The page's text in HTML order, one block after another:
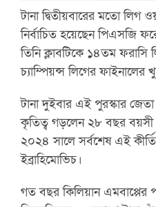
টানা দ্বিতীয়বারের মতো লিগ
নির্বাচিত হয়েছেন পিএসজি
তিনি ক্লাবটিকে ১৪তম
চ্যাম্পিয়ন্স লিগের ফাইনালের
টানা দুইবার এই পুরস্কার
কৃতিত্ব গড়লেন ২৮ বছর
২০২৪ সালে সর্বশেষ এই
ইব্রাহিমোভিচ।
গত বছর কিলিয়ান এমবাপ্পের